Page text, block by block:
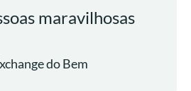
maravilhosas
do Bem